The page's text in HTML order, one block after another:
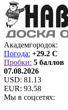
Академгородок:
Погода: +29.2 C
Пробки: 5 баллов
07.08.2026
USD: 81.13
EUR: 93.58
Мы в соцсетях: